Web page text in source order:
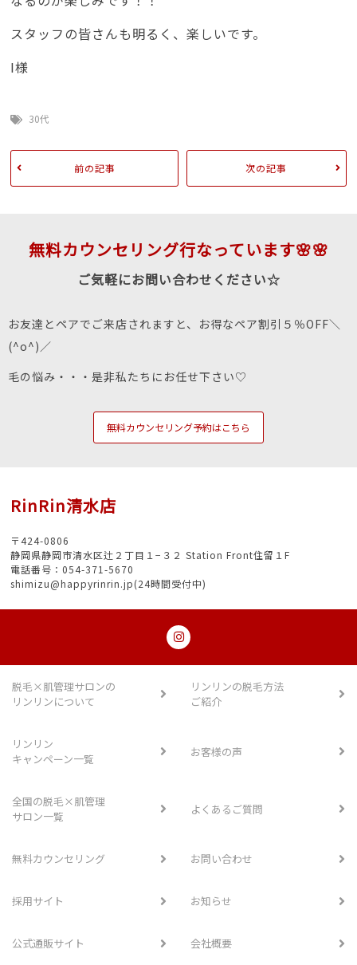
スタッフの皆さんも明るく、楽しいです。
I様
30代
前の記事 次の記事
無料カウンセリング行なっています🌸🌸
ご気軽にお問い合わせください☆
お友達とペアでご来店されますと、お得なペア割引５％OFF＼
(^o^)／
毛の悩み・・・是非私たちにお任せ下さい♡
無料カウンセリング予約はこちら
RinRin清水店
〒424-0806
静岡県静岡市清水区辻２丁目１−３２ Station Front住留１F
電話番号：054-371-5670
shimizu@happyrinrin.jp(24時間受付中)
脱毛×肌管理サロンの
リンリンについて
リンリンの脱毛方法
ご紹介
リンリン
キャンペーン一覧
お客様の声
全国の脱毛×肌管理
サロン一覧
よくあるご質問
無料カウンセリング お問い合わせ
採用サイト お知らせ
公式通販サイト 会社概要